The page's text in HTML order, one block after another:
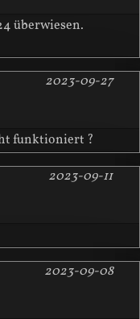
überwiesen.
2023-09-27
funktioniert ?
2023-09-11
2023-09-08